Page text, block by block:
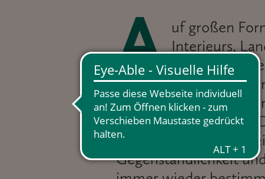
A
uf großen
Interieurs,
dazwischen
innerhalb der Bilder –
den Arbeiten Anja
eine bemerkenswerte
Struktur und
Gegenständlichkeit